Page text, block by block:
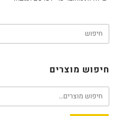
חיפוש מוצרים